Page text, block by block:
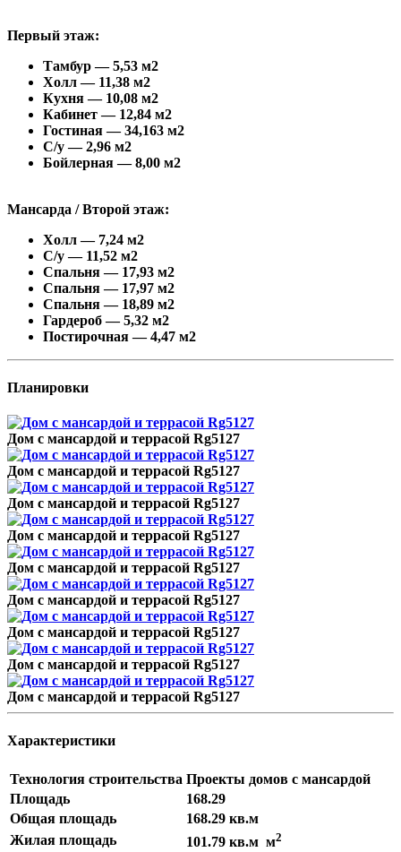
Первый этаж:
Тамбур — 5,53 м2
Холл — 11,38 м2
Кухня — 10,08 м2
Кабинет — 12,84 м2
Гостиная — 34,163 м2
С/у — 2,96 м2
Бойлерная — 8,00 м2
Мансарда / Второй этаж:
Холл — 7,24 м2
С/у — 11,52 м2
Спальня — 17,93 м2
Спальня — 17,97 м2
Спальня — 18,89 м2
Гардероб — 5,32 м2
Постирочная — 4,47 м2
Планировки
Дом с мансардой и террасой Rg5127
Дом с мансардой и террасой Rg5127
Дом с мансардой и террасой Rg5127
Дом с мансардой и террасой Rg5127
Дом с мансардой и террасой Rg5127
Дом с мансардой и террасой Rg5127
Дом с мансардой и террасой Rg5127
Дом с мансардой и террасой Rg5127
Дом с мансардой и террасой Rg5127
Характеристики
Технология строительства Проекты домов с мансардой
Площадь
168.29
Общая площадь
168.29 кв.м
Жилая площадь
101.79 кв.м м2